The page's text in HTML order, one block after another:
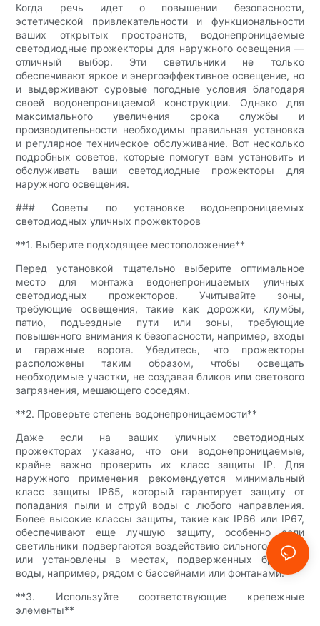
Когда речь идет о повышении безопасности,
эстетической привлекательности и функциональности
ваших открытых пространств, водонепроницаемые
светодиодные прожекторы для наружного освещения —
отличный выбор. Эти светильники не только
обеспечивают яркое и энергоэффективное освещение, но
и выдерживают суровые погодные условия благодаря
своей водонепроницаемой конструкции. Однако для
максимального увеличения срока службы и
производительности необходимы правильная установка
и регулярное техническое обслуживание. Вот несколько
подробных советов, которые помогут вам установить и
обслуживать ваши светодиодные прожекторы для
наружного освещения.
### Советы по установке водонепроницаемых
светодиодных уличных прожекторов
**1. Выберите подходящее местоположение**
Перед установкой тщательно выберите оптимальное
место для монтажа водонепроницаемых уличных
светодиодных прожекторов. Учитывайте зоны,
требующие освещения, такие как дорожки, клумбы,
патио, подъездные пути или зоны, требующие
повышенного внимания к безопасности, например, входы
и гаражные ворота. Убедитесь, что прожекторы
расположены таким образом, чтобы освещать
необходимые участки, не создавая бликов или светового
загрязнения, мешающего соседям.
**2. Проверьте степень водонепроницаемости**
Даже если на ваших уличных светодиодных
прожекторах указано, что они водонепроницаемые,
крайне важно проверить их класс защиты IP. Для
наружного применения рекомендуется минимальный
класс защиты IP65, который гарантирует защиту от
попадания пыли и струй воды с любого направления.
Более высокие классы защиты, такие как IP66 или IP67,
обеспечивают еще лучшую защиту, особенно если
светильники подвергаются воздействию сильного дождя
или установлены в местах, подверженных брызгам
воды, например, рядом с бассейнами или фонтанами.
**3. Используйте соответствующие крепежные
элементы**